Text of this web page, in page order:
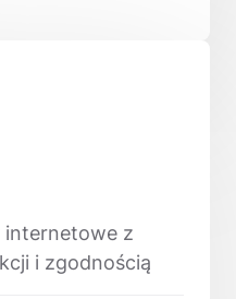
internetowe z
i zgodnością